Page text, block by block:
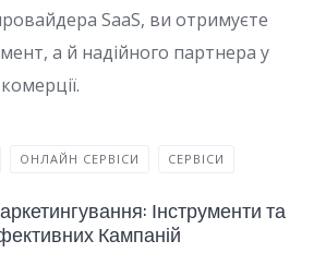
SaaS, ви отримуєте
а й надійного партнера у
ОНЛАЙН СЕРВІСИ СЕРВІСИ
Інструменти та
Кампаній